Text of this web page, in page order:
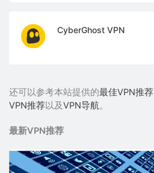
CyberGhost VPN
还可以参考本站提供的最佳VPN推荐
VPN推荐以及VPN导航。
最新VPN推荐